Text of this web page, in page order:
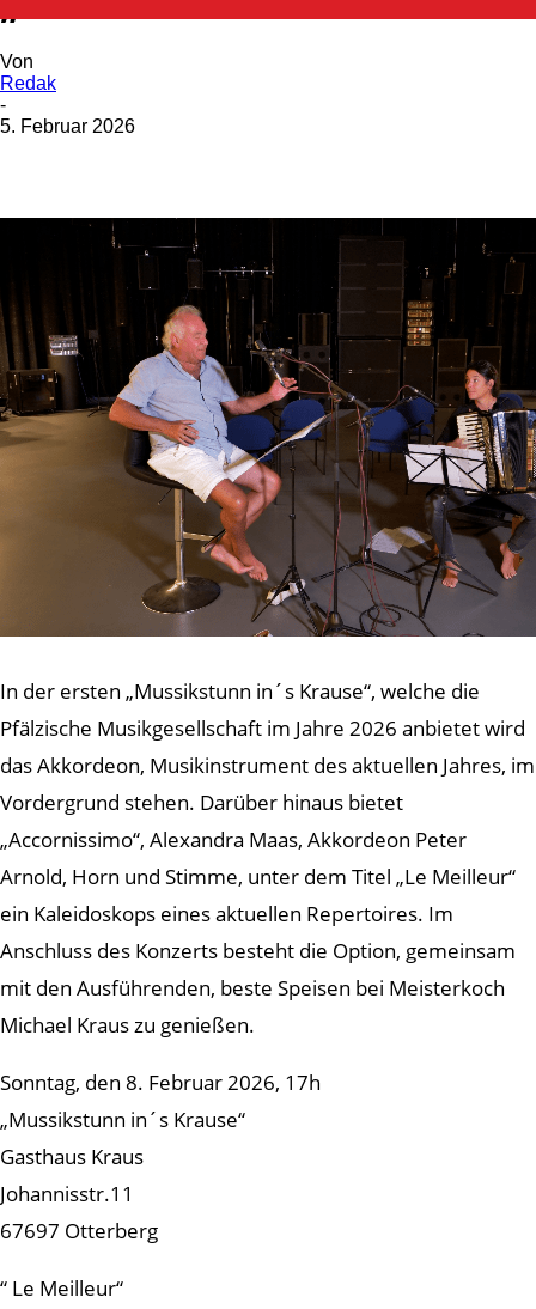
Von
Redak
-
5. Februar 2026
In der ersten „Mussikstunn in´s Krause“, welche die
Pfälzische Musikgesellschaft im Jahre 2026 anbietet wird
das Akkordeon, Musikinstrument des aktuellen Jahres, im
Vordergrund stehen. Darüber hinaus bietet
„Accornissimo“, Alexandra Maas, Akkordeon Peter
Arnold, Horn und Stimme, unter dem Titel „Le Meilleur“
ein Kaleidoskops eines aktuellen Repertoires. Im
Anschluss des Konzerts besteht die Option, gemeinsam
mit den Ausführenden, beste Speisen bei Meisterkoch
Michael Kraus zu genießen.
Sonntag, den 8. Februar 2026, 17h
„Mussikstunn in´s Krause“
Gasthaus Kraus
Johannisstr.11
67697 Otterberg
“ Le Meilleur“